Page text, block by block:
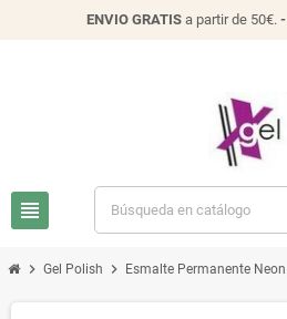
ENVIO GRATIS a partir de 50€. -
view_headline
chevron_right Gel Polish chevron_right Esmalte Permanente Neon